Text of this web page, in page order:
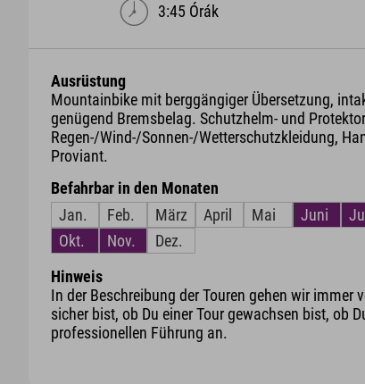
3:45 Órák
Ausrüstung
Mountainbike mit berggängiger Übersetzung,
genügend Bremsbelag. Schutzhelm- und
Regen-/Wind-/Sonnen-/Wetterschutzkleidung,
Proviant.
Befahrbar in den Monaten
Jan.
Feb. März April Mai Juni
Okt.
Nov.
Dez.
Hinweis
In der Beschreibung der Touren gehen wir
sicher bist, ob Du einer Tour gewachsen bist, ob
professionellen Führung an.